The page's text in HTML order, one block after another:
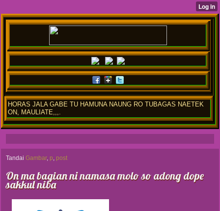
HORAS JALA GABE TU HAMUNA NAUNG RO TUBAGAS NAETEK
ON, MAULIATE,,,.
Tandai Gambar, p, post
On ma bagian ni namasa molo so adong dope
sakkul niba